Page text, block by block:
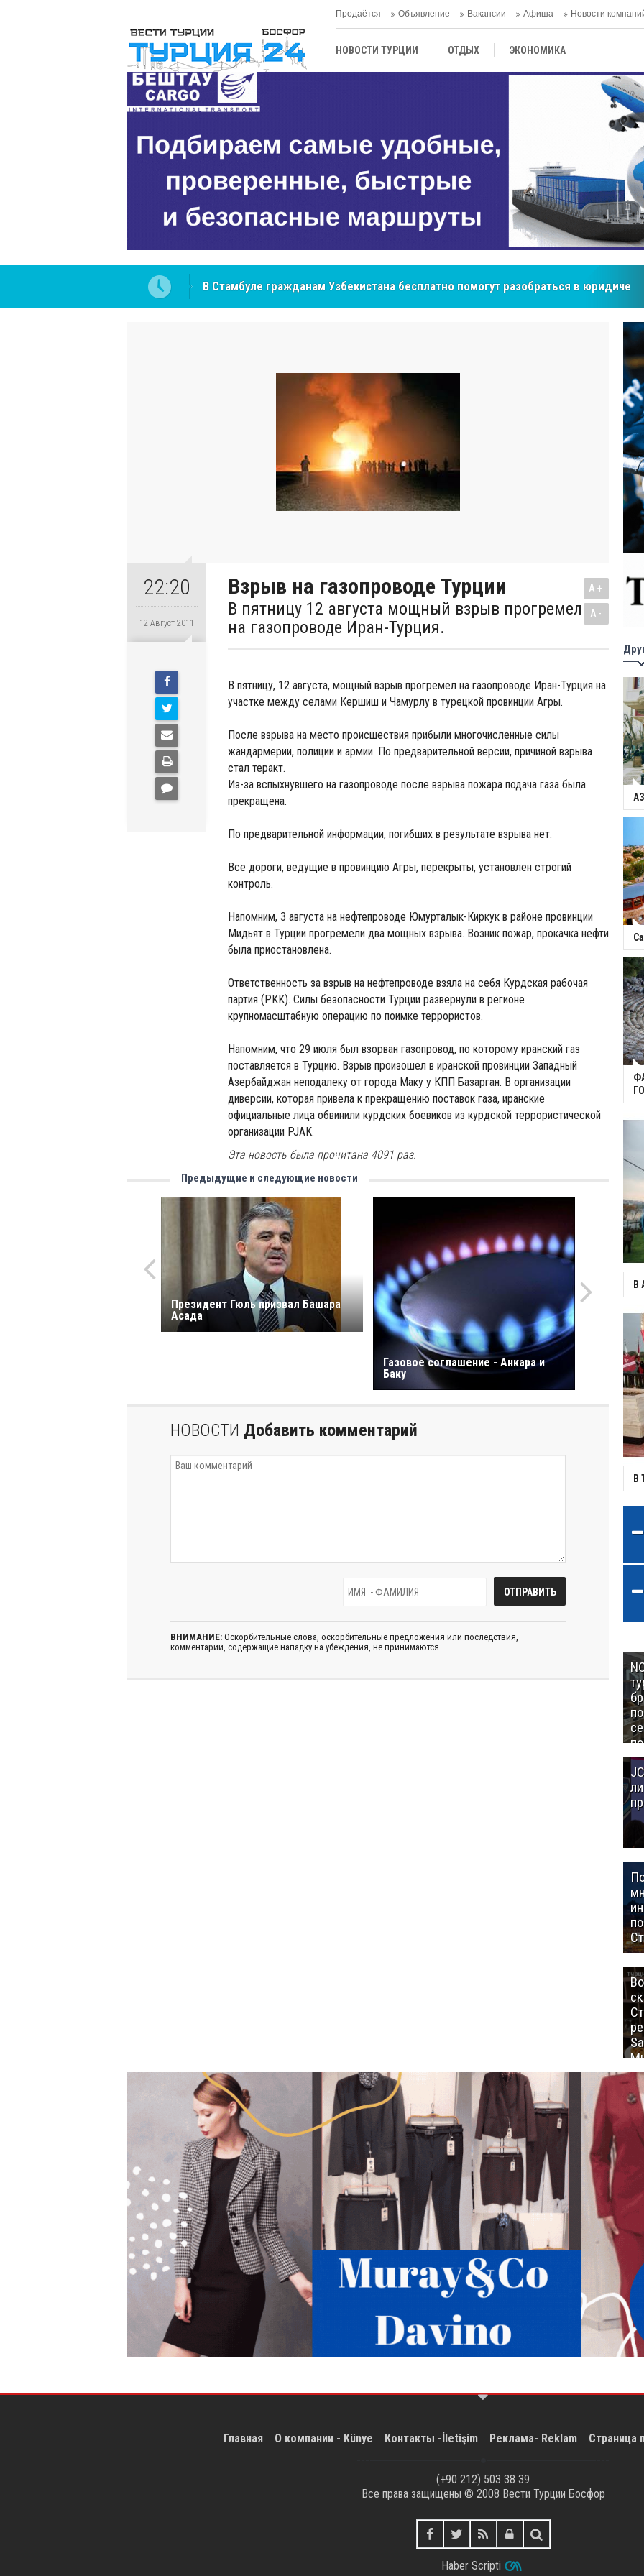
Продаётся Объявление Вакансии Афиша Новости
НОВОСТИ ТУРЦИИ ОТДЫХ ЭКОНОМИКА
ЦЕНТРАЛЬНАЯ АЗИЯ
В Стамбуле гражданам Узбекистана бесплатно помогут разобраться в
NCS Jeans: турецкий бренд, покоривший сердца покупателей Центральной Азии
22:20
12 Август 2011
Взрыв на газопроводе Турции
В пятницу 12 августа мощный взрыв прогремел
на газопроводе Иран-Турция.
A+
A-
В пятницу, 12 августа, мощный взрыв прогремел на газопроводе Иран-Турция на
участке между селами Кершиш и Чамурлу в турецкой провинции Агры.
После взрыва на место происшествия прибыли многочисленные силы
жандармерии, полиции и армии. По предварительной версии, причиной взрыва
стал теракт.
Из-за вспыхнувшего на газопроводе после взрыва пожара подача газа была
прекращена.
По предварительной информации, погибших в результате взрыва нет.
Все дороги, ведущие в провинцию Агры, перекрыты, установлен строгий
контроль.
Напомним, 3 августа на нефтепроводе Юмурталык-Киркук в районе провинции
Мидьят в Турции прогремели два мощных взрыва. Возник пожар, прокачка нефти
была приостановлена.
Ответственность за взрыв на нефтепроводе взяла на себя Курдская рабочая
партия (PKK). Силы безопасности Турции развернули в регионе
крупномасштабную операцию по поимке террористов.
Напомним, что 29 июля был взорван газопровод, по которому иранский газ
поставляется в Турцию. Взрыв произошел в иранской провинции Западный
Азербайджан неподалеку от города Маку у КПП Базарган. В организации
диверсии, которая привела к прекращению поставок газа, иранские
официальные лица обвинили курдских боевиков из курдской террористической
организации PJAK.
Эта новость была прочитана 4091 раз.
Предыдущие и следующие новости
Президент Гюль призвал Башарa
Асадa
Газовое соглашение - Анкара и
Баку
НОВОСТИ Добавить комментарий
ВНИМАНИЕ: Оскорбительные слова, оскорбительные предложения или последствия,
комментарии, содержащие нападку на убеждения, не принимаются.
В
В
Главная О компании - Künye Контакты -İletişim Реклама- Reklam Страница
(+90 212) 503 38 39
Все права защищены © 2008 Вести Турции Босфор
Haber Scripti